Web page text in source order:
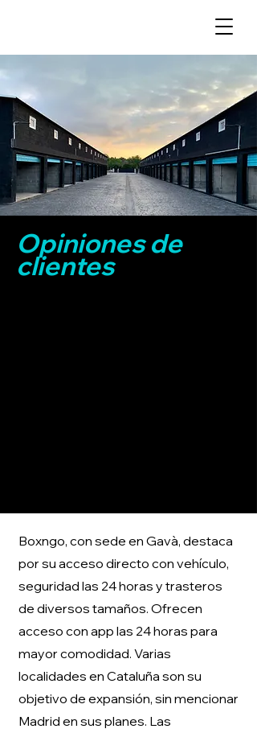
Opiniones de
clientes
Boxngo, con sede en Gavà, destaca
por su acceso directo con vehículo,
seguridad las 24 horas y trasteros
de diversos tamaños. Ofrecen
acceso con app las 24 horas para
mayor comodidad. Varias
localidades en Cataluña son su
objetivo de expansión, sin mencionar
Madrid en sus planes. Las